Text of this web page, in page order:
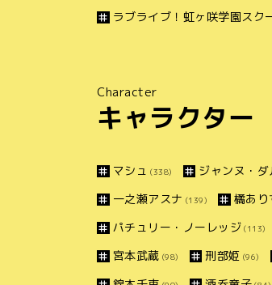
ラブライブ！虹ヶ咲学園スク
Character
キャラクター
マシュ (338) ジャンヌ・
一之瀬アスナ (139) 橘あり
パチュリー・ノーレッジ (113)
宮本武蔵 (98) 刑部姫 (96)